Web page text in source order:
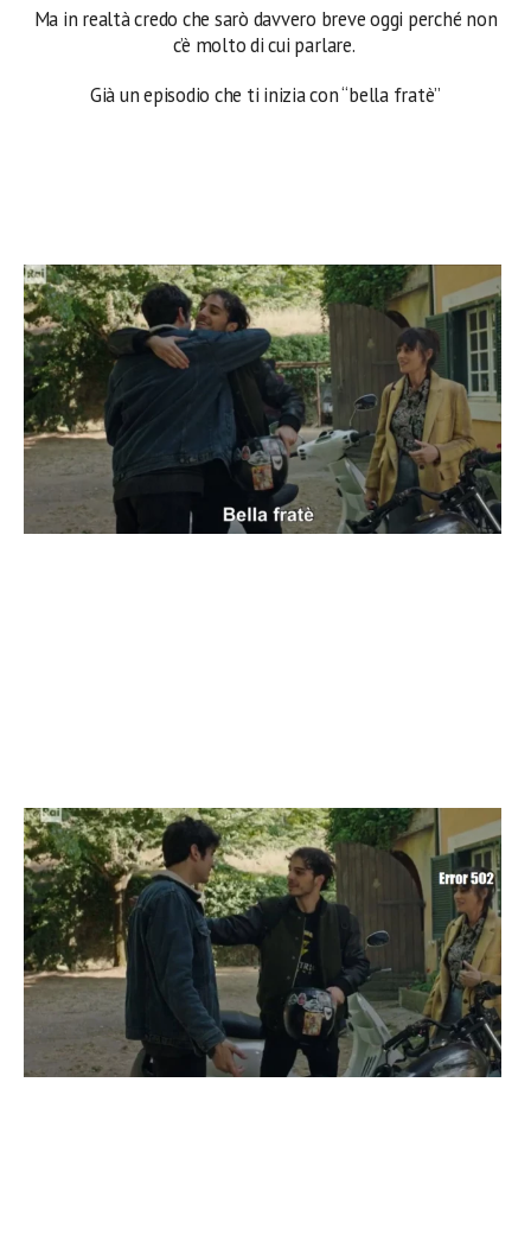
Ma in realtà credo che sarò davvero breve oggi perché non
c’è molto di cui parlare.
Già un episodio che ti inizia con “bella fratè”